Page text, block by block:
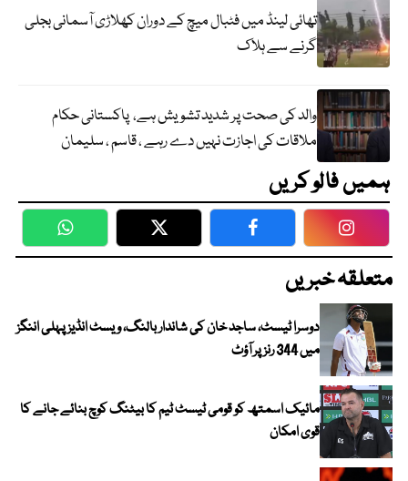
تھائی لینڈ میں فٹبال میچ کے دوران کھلاڑی آسمانی بجلی
گرنے سے ہلاک
والد کی صحت پر شدید تشویش ہے، پاکستانی حکام
ملاقات کی اجازت نہیں دے رہے ، قاسم ، سلیمان
ہمیں فالو کریں
WhatsApp Twitter Facebook
متعلقہ خبریں
دوسرا ٹیسٹ، ساجد خان کی شاندار بالنگ، ویسٹ انڈیز پہلی اننگز
میں 344 رنز پر آؤٹ
مائیک اسمتھ کو قومی ٹیسٹ ٹیم کا بیٹنگ کوچ بنائے جانے کا
قوی امکان